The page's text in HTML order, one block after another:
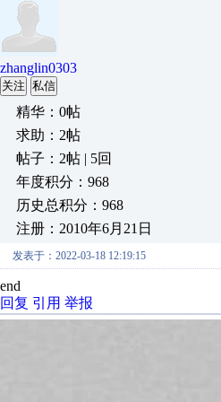
zhanglin0303
关注 私信
精华：0帖
求助：2帖
帖子：2帖 | 5回
年度积分：968
历史总积分：968
注册：2010年6月21日
发表于：2022-03-18 12:19:15
end
回复 引用 举报